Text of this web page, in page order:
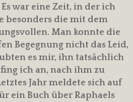
war eine Zeit, in der ich
besonders die mit dem
Man konnte die
Begegnung nicht das Leid,
es mir, ihn tatsächlich
ich an, nach ihm zu
Jahr meldete sich auf
ein Buch über Raphaels